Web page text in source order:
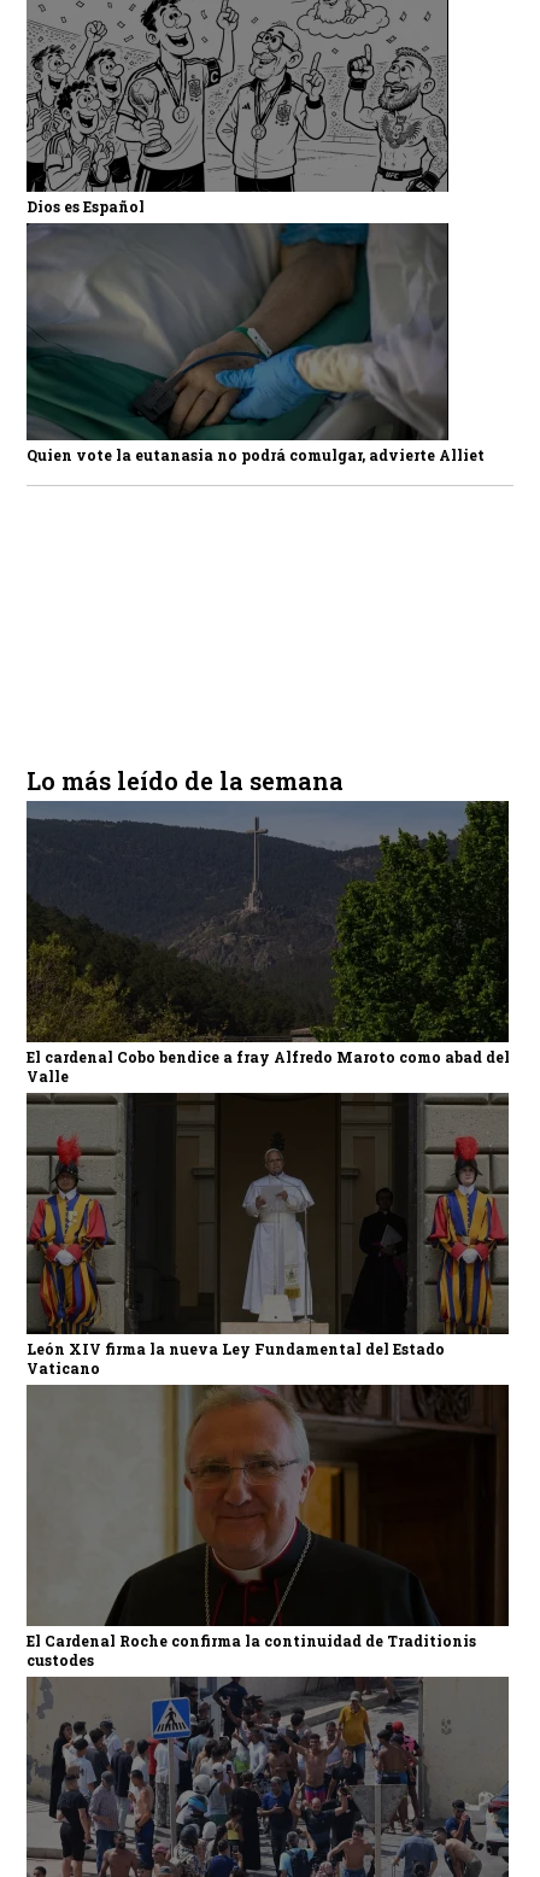
Dios es Español
Quien vote la eutanasia no podrá comulgar, advierte Alliet
Lo más leído de la semana
El cardenal Cobo bendice a fray Alfredo Maroto como abad del
Valle
León XIV firma la nueva Ley Fundamental del Estado
Vaticano
El Cardenal Roche confirma la continuidad de Traditionis
custodes